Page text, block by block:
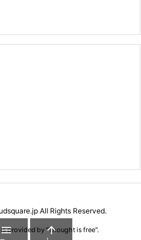
All Rights Reserved.
provided by "Thought is free".
 